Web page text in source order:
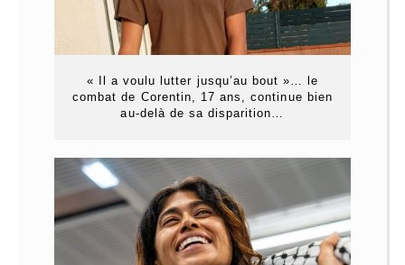
« Il a voulu lutter jusqu’au bout »… le
combat de Corentin, 17 ans, continue bien
au-delà de sa disparition…